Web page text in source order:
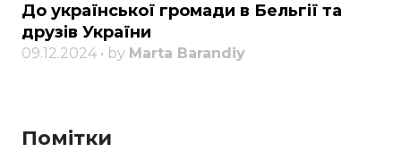
До української громади в Бельгії та
друзів України
09.12.2024 • by Marta Barandiy
Помітки